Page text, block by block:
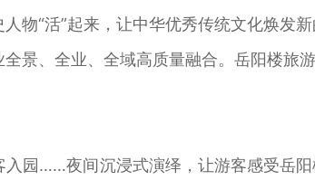
物“活”起来，让中华优秀传统文化焕发新
、全业、全域高质量融合。岳阳楼旅
……夜间沉浸式演绎，让游客感受岳阳